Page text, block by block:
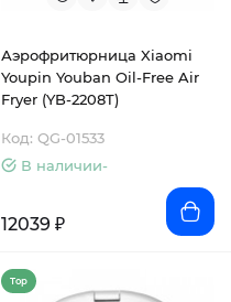
Аэрофритюрница Xiaomi
Youpin Youban Oil-Free Air
Fryer (YB-2208T)
Код: QG-01533
В наличии-
12039 ₽
Top